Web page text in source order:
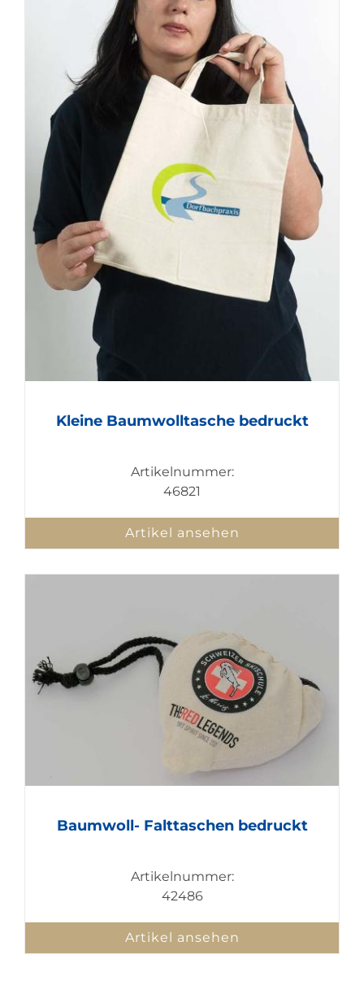
Kleine Baumwolltasche bedruckt
Artikelnummer:
46821
Artikel ansehen
Baumwoll- Falttaschen bedruckt
Artikelnummer:
42486
Artikel ansehen